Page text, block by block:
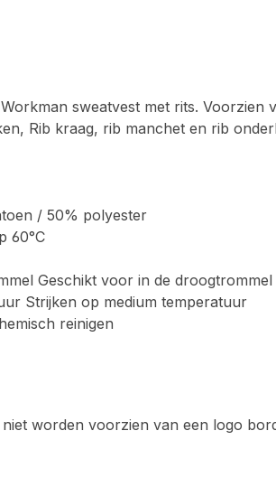
sweatvest met rits. Voorzien
Rib kraag, rib manchet en rib
/ 50% polyester
60°C
Geschikt voor in de droogtrommel
Strijken op medium temperatuur
reinigen
worden voorzien van een logo